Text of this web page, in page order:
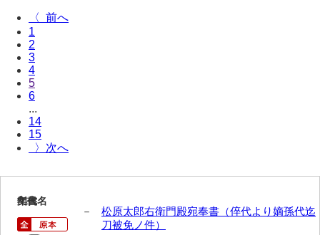
岩崎家文書（秋芳町）
〈
1
2
3
4
5
6
...
14
15
〉
81
文書名
松原太郎右衛門殿宛奉書（倅代より嫡孫代迄
刀被免ノ件）
年代
－